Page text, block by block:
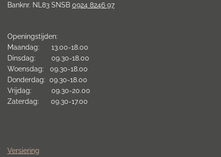
Banknr. NL83 SNSB 0924 8246 97
Openingstijden:
Maandag: 13.00-18.00
Dinsdag: 09.30-18.00
Woensdag: 09.30-18.00
Donderdag: 09.30-18.00
Vrijdag: 09.30-20.00
Zaterdag: 09.30-17.00
Versiering